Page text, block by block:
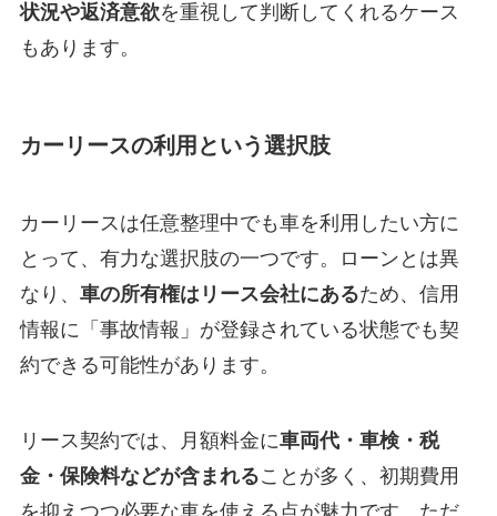
状況や返済意欲を重視して判断してくれるケース
もあります。
カーリースの利用という選択肢
カーリースは任意整理中でも車を利用したい方に
とって、有力な選択肢の一つです。ローンとは異
なり、 車の所有権はリース会社にあるため、信用
情報に「事故情報」が登録されている状態でも契
約できる可能性があります。
リース契約では、月額料金に車両代・車検・税
金・保険料などが含まれることが多く、初期費用
を抑えつつ必要な車を使える点が魅力です。ただ